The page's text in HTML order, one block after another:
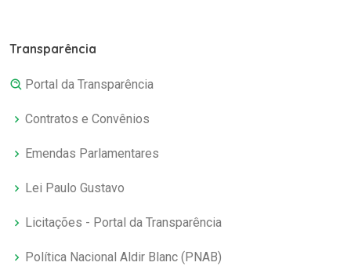
Transparência
Portal da Transparência
Contratos e Convênios
Emendas Parlamentares
Lei Paulo Gustavo
Licitações - Portal da Transparência
Política Nacional Aldir Blanc (PNAB)